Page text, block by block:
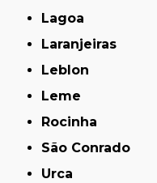
Lagoa
Laranjeiras
Leblon
Leme
Rocinha
São Conrado
Urca